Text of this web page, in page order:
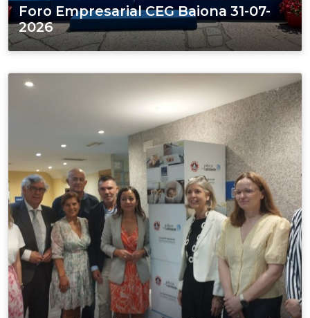
Foro Empresarial CEG Baiona 31-07-
2026